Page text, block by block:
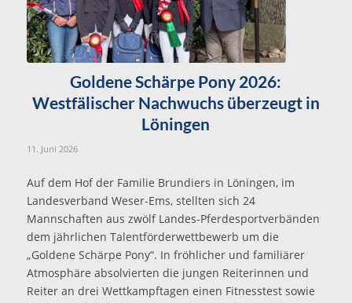
Goldene Schärpe Pony 2026:
Westfälischer Nachwuchs überzeugt in
Löningen
11. Juni 2026
Auf dem Hof der Familie Brundiers in Löningen, im
Landesverband Weser-Ems, stellten sich 24
Mannschaften aus zwölf Landes-Pferdesportverbänden
dem jährlichen Talentförderwettbewerb um die
„Goldene Schärpe Pony“. In fröhlicher und familiärer
Atmosphäre absolvierten die jungen Reiterinnen und
Reiter an drei Wettkampftagen einen Fitnesstest sowie